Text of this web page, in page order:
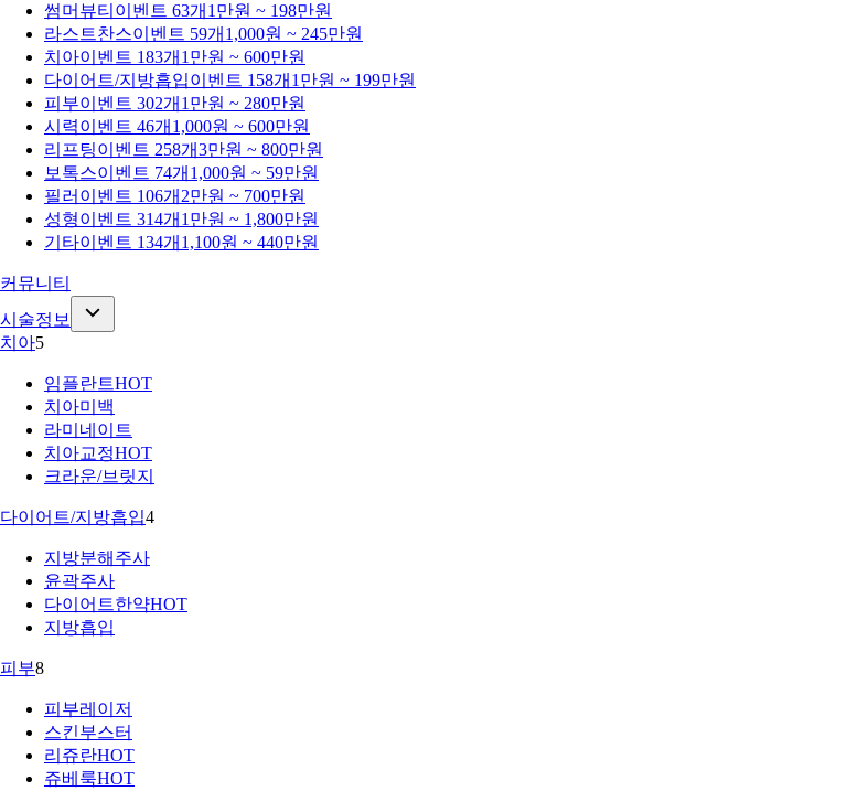
썸머뷰티 이벤트 63개 1만원 ~ 198만원
라스트찬스이벤트 59개 1,000원 ~ 245만원
치아이벤트 183개 1만원 ~ 600만원
다이어트/지방흡입이벤트 158개 1만원 ~ 199만원
피부이벤트 302개 1만원 ~ 280만원
시력이벤트 46개 1,000원 ~ 600만원
리프팅이벤트 258개3만원 ~ 800만원
보톡스이벤트 74개 1,000원 ~ 59만원
필러 이벤트 106개 2만원 ~ 700만원
성형이벤트 314개 1만원 ~ 1,800만원
기타이벤트 134개 1,100원 ~ 440만원
커뮤니티
시술정보
치아5
임플란트HOT
치아미백
라미네이트
치아교정HOT
크라운/브릿지
다이어트/지방흡입4
지방분해주사
윤곽주사
다이어트한약HOT
지방흡입
피부8
피부레이저
스킨부스터
리쥬란HOT
쥬베룩HOT